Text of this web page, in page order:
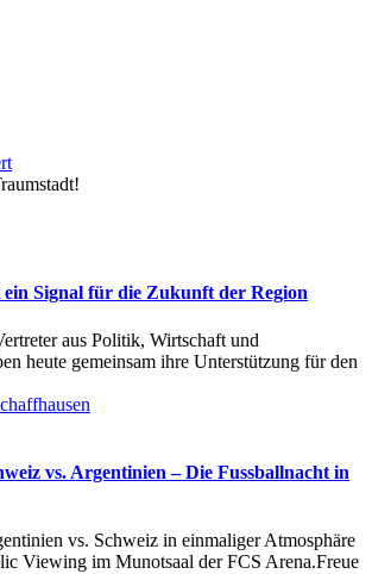
ein Signal für die Zukunft der Region
aus Politik, Wirtschaft und
heute gemeinsam ihre Unterstützung für den
vs. Argentinien – Die Fussballnacht in
vs. Schweiz in einmaliger Atmosphäre
Viewing im Munotsaal der FCS Arena.Freue